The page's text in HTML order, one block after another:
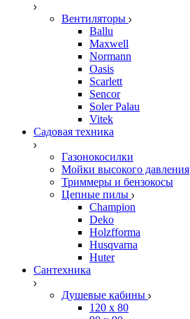
Вентиляторы
Ballu
Maxwell
Normann
Oasis
Scarlett
Sencor
Soler Palau
Vitek
Садовая техника
Газонокосилки
Мойки высокого давления
Триммеры и бензокосы
Цепные пилы
Champion
Deko
Holzfforma
Husqvarna
Huter
Сантехника
Душевые кабины
120 x 80